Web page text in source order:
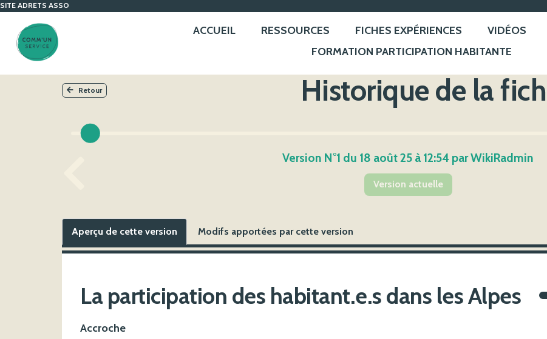
SITE ADRETS ASSO
ACCUEIL RESSOURCES FICHES EXPÉRIENCES VIDÉOS
FORMATION PARTICIPATION HABITANTE
Retour Historique de la
Version N°1 du 18 août 25 à 12:54 par WikiRadmin
Version actuelle
Aperçu de cette version Modifs apportées par cette version
La participation des habitant.e.s dans les Alpes
Accroche